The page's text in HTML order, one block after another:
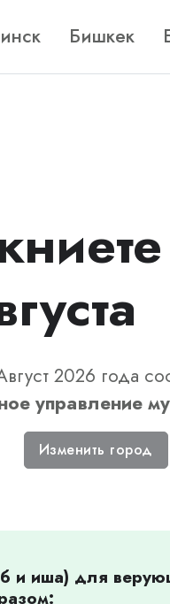
Бишкек
2026 года
управление
Изменить город
и иша) для